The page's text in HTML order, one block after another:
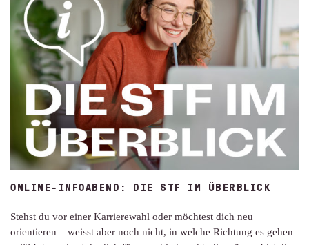
ONLINE-INFOABEND: DIE STF IM ÜBERBLICK
Stehst du vor einer Karrierewahl oder möchtest dich neu
orientieren – weisst aber noch nicht, in welche Richtung es gehen